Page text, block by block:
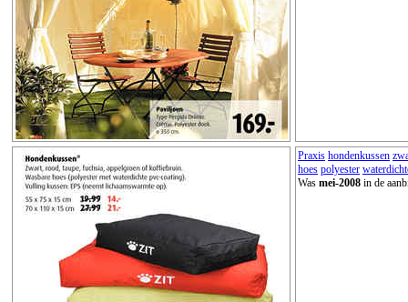
Praxis hondenkussen
hoes polyester
Was mei-2008 in de